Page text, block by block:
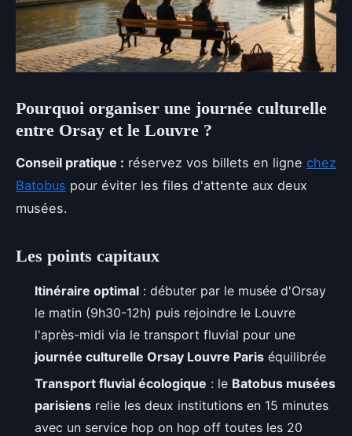
Pourquoi organiser une journée culturelle
entre Orsay et le Louvre ?
Conseil pratique : réservez vos billets en ligne chez
Batobus pour éviter les files d'attente aux deux
musées.
Les points capitaux
Itinéraire optimal : débuter par le musée d'Orsay
le matin (9h30-12h) puis rejoindre le Louvre
l'après-midi via le transport fluvial pour une
journée culturelle Orsay Louvre Paris équilibrée
Transport fluvial écologique : le Batobus musées
parisiens relie les deux institutions en 15 minutes
avec un service hop on hop off toutes les 20